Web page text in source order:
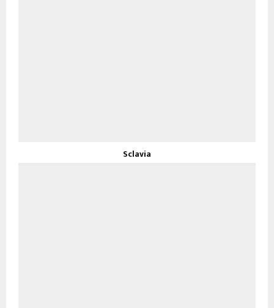
Sclavia